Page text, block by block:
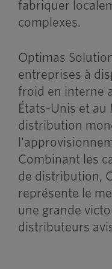
fabriquer
complexes.
Optimas
entreprises à
froid en interne
États-Unis et
distribution
Combinant les
de distribution,
représente le
une grande
distributeurs